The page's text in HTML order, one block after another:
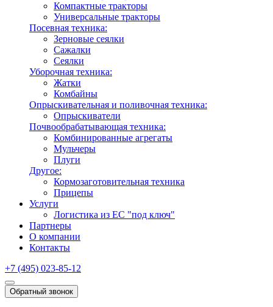
Компактные тракторы
Универсальные тракторы
Посевная техника:
Зерновые сеялки
Сажалки
Сеялки
Уборочная техника:
Жатки
Комбайны
Опрыскивательная и поливочная техника:
Опрыскиватели
Почвообрабатывающая техника:
Комбинированные агрегаты
Мульчеры
Плуги
Другое:
Кормозаготовительная техника
Прицепы
Услуги
Логистика из ЕС "под ключ"
Партнеры
О компании
Контакты
+7 (495) 023-85-12
Обратный звонок